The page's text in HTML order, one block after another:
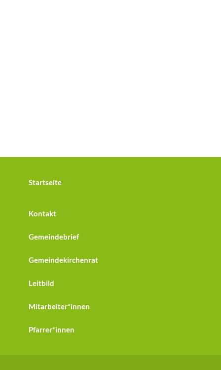
Startseite
Kontakt
Gemeindebrief
Gemeindekirchenrat
Leitbild
Mitarbeiter*innen
Pfarrer*innen